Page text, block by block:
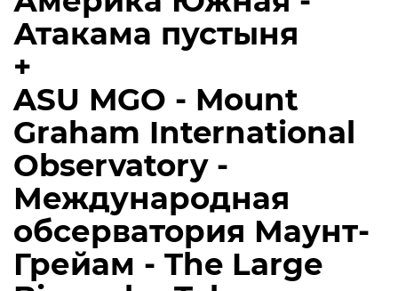
Атакама пустыня
+
ASU MGO - Mount
Graham International
Observatory -
Международная
обсерватория Маунт-
Грейам - The Large